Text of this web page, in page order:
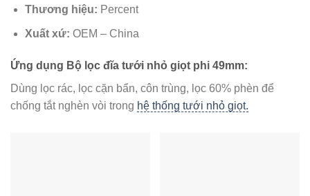
Thương hiệu: Percent
Xuất xứ: OEM – China
Ứng dụng Bộ lọc đĩa tưới nhỏ giọt phi 49mm:
Dùng lọc rác, lọc cặn bẩn, côn trùng, lọc 60% phèn để
chống tắt nghèn vòi trong hệ thống tưới nhỏ giọt.